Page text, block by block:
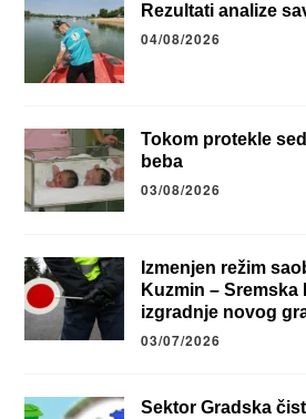
Rezultati analize
04/08/2026
Tokom protekle
beba
03/08/2026
Izmenjen režim
Kuzmin – Sremska
izgradnje novog
03/07/2026
Sektor Gradska